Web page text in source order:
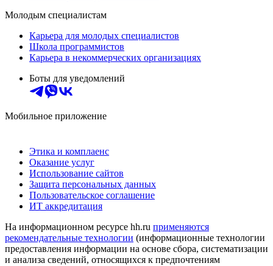
Молодым специалистам
Карьера для молодых специалистов
Школа программистов
Карьера в некоммерческих организациях
Боты для уведомлений
Мобильное приложение
Этика и комплаенс
Оказание услуг
Использование сайтов
Защита персональных данных
Пользовательское соглашение
ИТ аккредитация
На информационном ресурсе hh.ru применяются
рекомендательные технологии (информационные технологии
предоставления информации на основе сбора, систематизации
и анализа сведений, относящихся к предпочтениям